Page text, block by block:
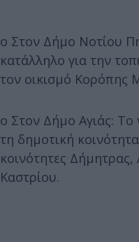
o Στον Δήμο Νοτίου
κατάλληλο για την
τον οικισμό Κορόπης
o Στον Δήμο Αγιάς: Το
τη δημοτική
κοινότητες
Καστρίου.